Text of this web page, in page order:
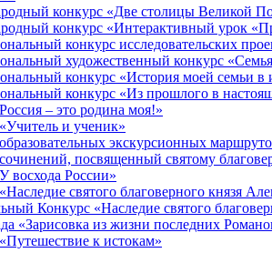
конкурс «Две столицы Великой
конкурс «Интерактивный урок
конкурс исследовательских
художественный конкурс «Семья
конкурс «История моей семьи в
конкурс «Из прошлого в
– это родина моя!»
и ученик»
экскурсионных
посвященный святому
восхода России»
святого благоверного князя
Конкурс «Наследие святого
«Зарисовка из жизни последних
к истокам»